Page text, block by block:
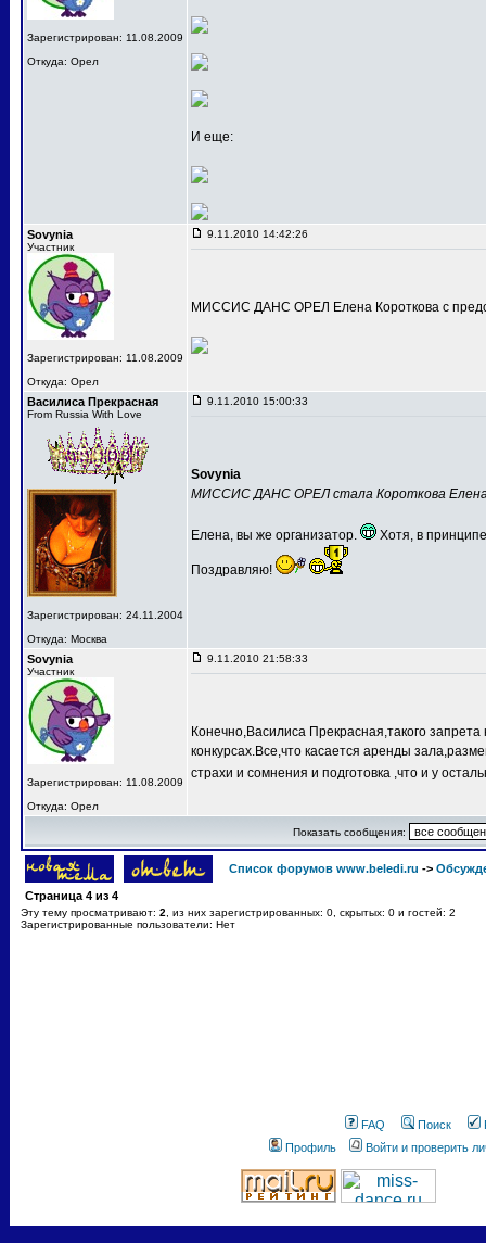
Зарегистрирован: 11.08.2009
Откуда: Орел
И еще:
Sovynia
Участник
Зарегистрирован: 11.08.2009
Откуда: Орел
9.11.2010 14:42:26
МИССИС ДАНС ОРЕЛ Елена Короткова с
Василиса Прекрасная
From Russia With Love
Зарегистрирован: 24.11.2004
Откуда: Москва
9.11.2010 15:00:33
Sovynia
МИССИС ДАНС ОРЕЛ стала Короткова
Елена, вы же организатор. Хотя, в
Поздравляю!
Sovynia
Участник
Зарегистрирован: 11.08.2009
Откуда: Орел
9.11.2010 21:58:33
Конечно,Василиса Прекрасная,такого
конкурсах.Все,что касается аренды
страхи и сомнения и подготовка ,что и у
Показать сообщения:
Список форумов www.beledi.ru ->
Страница 4 из 4
Эту тему просматривают: 2 , из них зарегистрированных: 0, скрытых: 0 и гостей: 2
Зарегистрированные пользователи: Нет
FAQ Поиск
Профиль
Войти и проверить